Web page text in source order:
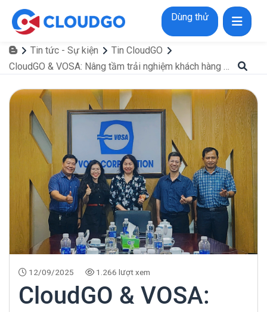
Dùng thử
Tin tức - Sự kiện
Tin CloudGO
CloudGO & VOSA: Nâng tầm trải nghiệm khách hàng cảng biển theo chuẩn quốc tế
12/09/2025 1.266 lượt xem
CloudGO & VOSA: